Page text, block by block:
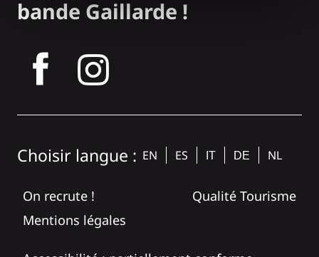
bande Gaillarde !
Choisir langue : EN ES IT DE NL
On recrute !
Qualité Tourisme
Mentions légales